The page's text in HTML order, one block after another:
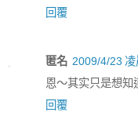
回覆
匿名 2009/4/23
恩～其实只是想知
回覆